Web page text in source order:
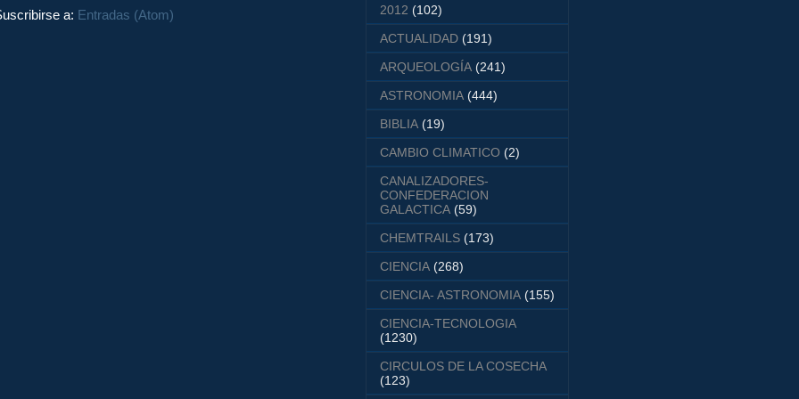
a: Entradas (Atom) 2012 (102)
ACTUALIDAD (191)
ARQUEOLOGÍA (241)
ASTRONOMIA (444)
BIBLIA (19)
CAMBIO CLIMATICO (2)
CANALIZADORES-
CONFEDERACION
GALACTICA (59)
CHEMTRAILS (173)
CIENCIA (268)
CIENCIA- ASTRONOMIA (155)
CIENCIA-TECNOLOGIA
(1230)
CIRCULOS DE LA COSECHA
(123)